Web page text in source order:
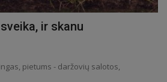
ir skanu
pietums - daržovių salotos,